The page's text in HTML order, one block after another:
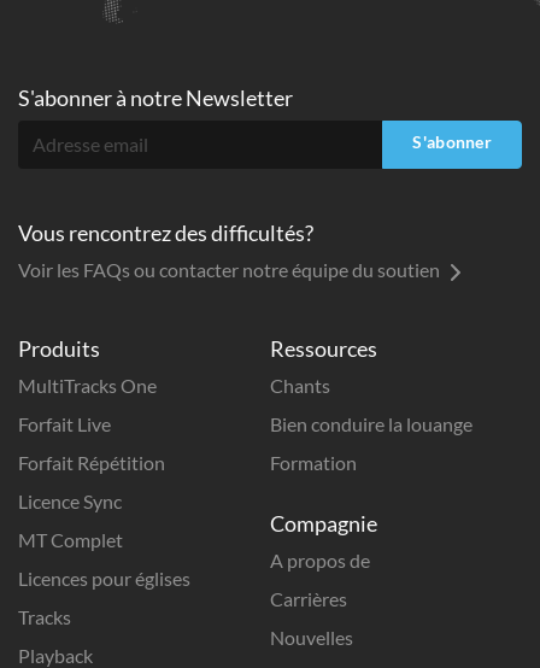
Produits
MultiTracks One
Forfait Live
Forfait Répétition
Licence Sync
MT Complet
Licences pour églises
Tracks
Playback
Ressources
Chants
Bien conduire la louange
Formation
Compagnie
A propos de
Carrières
Nouvelles
S'abonner à notre Newsletter
S'abonner
Vous rencontrez des difficultés?
Voir les FAQs ou contacter notre équipe du soutien